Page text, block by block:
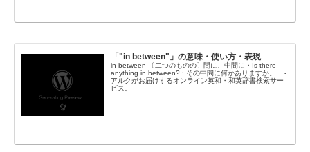
「"in between"」の意味・使い方・表現
in between 〔二つのものの〕間に、中間に・Is there
anything in between? : その中間に何かありますか。... -
アルクがお届けするオンライン英和・和英辞書検索サー
ビス。